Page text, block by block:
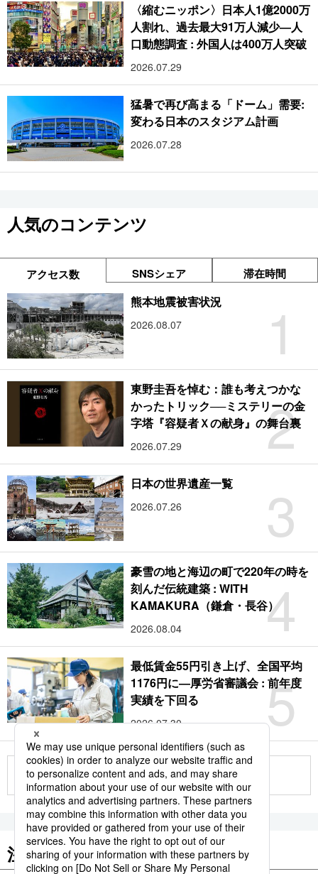
〈縮むニッポン〉日本人1億2000万
人割れ、過去最大91万人減少―人
口動態調査 : 外国人は400万人突破
2026.07.29
猛暑で再び高まる「ドーム」需要:
変わる日本のスタジアム計画
2026.07.28
人気のコンテンツ
アクセス数 SNSシェア 滞在時間
1
熊本地震被害状況
2026.08.07
2
東野圭吾を悼む：誰も考えつかな
かったトリック──ミステリーの金
字塔『容疑者Ｘの献身』の舞台裏
2026.07.29
3
日本の世界遺産一覧
2026.07.26
4
豪雪の地と海辺の町で220年の時を
刻んだ伝統建築 : WITH
KAMAKURA（鎌倉・長谷）
2026.08.04
5
最低賃金55円引き上げ、全国平均
1176円に―厚労省審議会 : 前年度
実績を下回る
2026.07.30
もっと見る
注目のキーワード